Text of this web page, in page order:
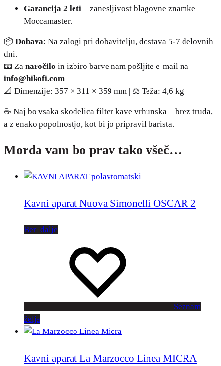
Garancija 2 leti – zanesljivost blagovne znamke
Moccamaster.
📦 Dobava: Na zalogi pri dobavitelju, dostava 5-7 delovnih
dni.
📧 Za naročilo in izbiro barve nam pošljite e-mail na
info@hikofi.com
📐 Dimenzije: 357 × 311 × 359 mm | ⚖️ Teža: 4,6 kg
☕ Naj bo vsaka skodelica filter kave vrhunska – brez truda,
a z enako popolnostjo, kot bi jo pripravil barista.
Morda vam bo prav tako všeč…
Kavni aparat Nuova Simonelli OSCAR 2
Beri dalje
Seznam
želja
Kavni aparat La Marzocco Linea MICRA